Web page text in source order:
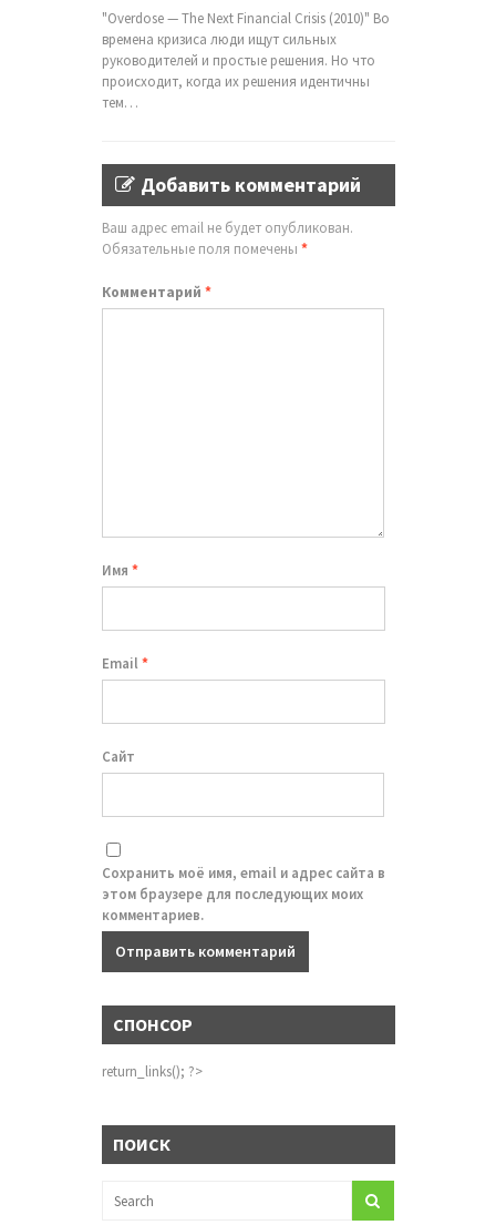
"Overdose — The Next Financial Crisis (2010)" Во
времена кризиса люди ищут сильных
руководителей и простые решения. Но что
происходит, когда их решения идентичны
тем…
Добавить комментарий
Ваш адрес email не будет опубликован.
Обязательные поля помечены *
Комментарий *
Имя *
Email*
Сайт
Сохранить моё имя, email и адрес сайта в
этом браузере для последующих моих
комментариев.
СПОНСОР
return_links(); ?>
ПОИСК